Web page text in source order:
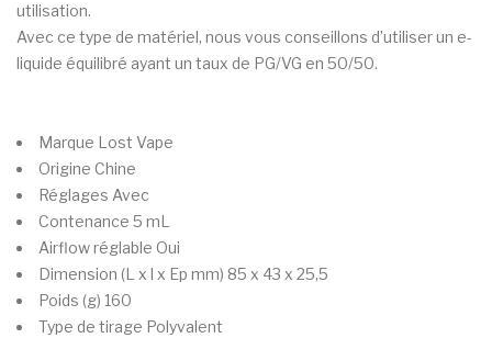
utilisation.
Avec ce type de matériel, nous vous conseillons d’utiliser un e-
liquide équilibré ayant un taux de PG/VG en 50/50.
Marque Lost Vape
Origine Chine
Réglages Avec
Contenance 5 mL
Airflow réglable Oui
Dimension (L x l x Ep mm) 85 x 43 x 25,5
Poids (g) 160
Type de tirage Polyvalent